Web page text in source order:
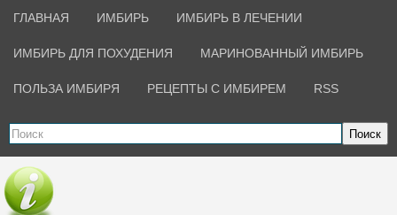
ГЛАВНАЯ ИМБИРЬ ИМБИРЬ В ЛЕЧЕНИИ
ИМБИРЬ ДЛЯ ПОХУДЕНИЯ МАРИНОВАННЫЙ ИМБИРЬ
ПОЛЬЗА ИМБИРЯ РЕЦЕПТЫ С ИМБИРЕМ RSS
Поиск